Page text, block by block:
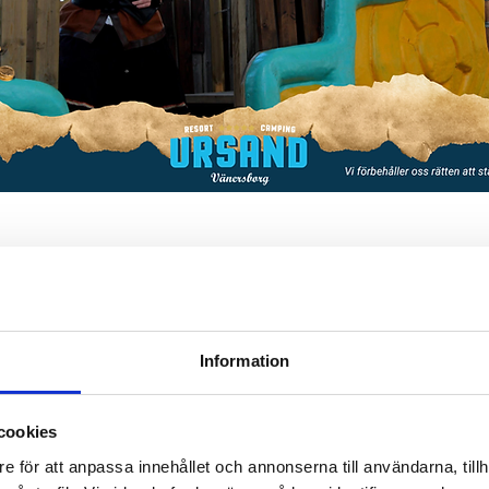
Information
för att anpassa innehållet och annonserna till användarna,